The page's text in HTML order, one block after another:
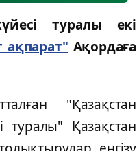
туралы екі
ақпарат" Ақордаға
"Қазақстан
туралы" Қазақстан